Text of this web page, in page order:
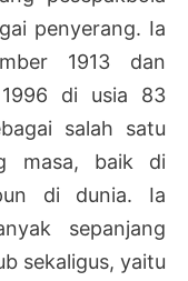
penyerang. Ia
1913 dan
di usia 83
salah satu
masa, baik di
di dunia. Ia
sepanjang
sekaligus, yaitu